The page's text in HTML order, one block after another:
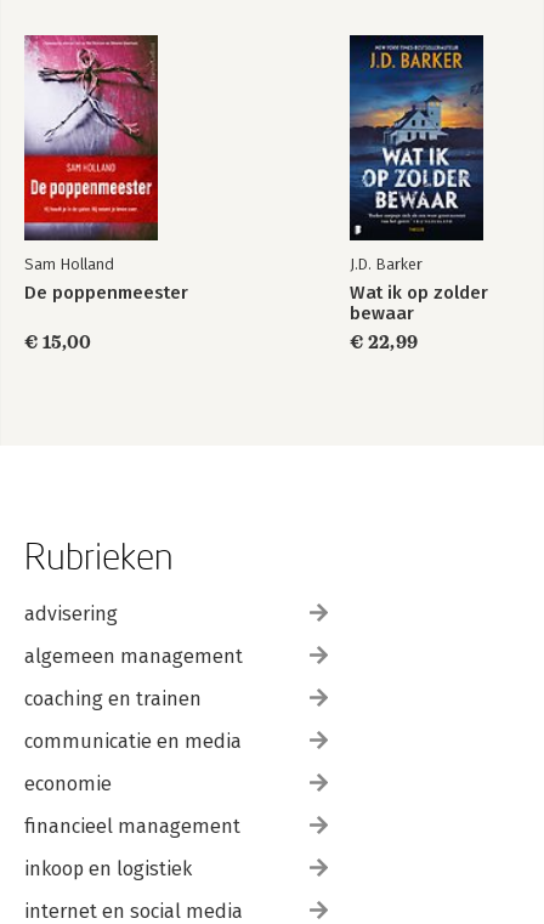
Sam Holland
De poppenmeester
€ 15,00
J.D. Barker
Wat ik op zolder
bewaar
€ 22,99
Rubrieken
advisering
algemeen management
coaching en trainen
communicatie en media
economie
financieel management
inkoop en logistiek
internet en social media